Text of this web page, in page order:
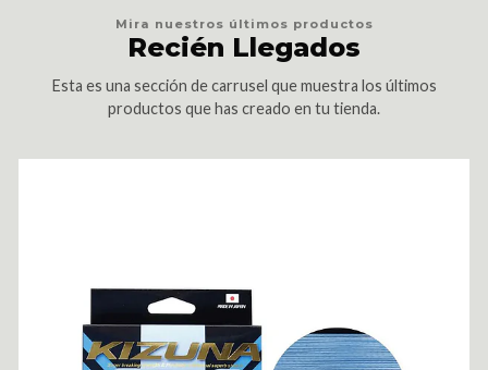
Mira nuestros últimos productos
Recién Llegados
Esta es una sección de carrusel que muestra los últimos
productos que has creado en tu tienda.